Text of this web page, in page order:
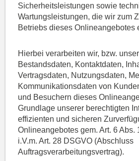
Sicherheitsleistungen sowie
Wartungsleistungen, die wir zum
Betriebs dieses Onlineangebotes
Hierbei verarbeiten wir, bzw.
Bestandsdaten, Kontaktdaten,
Vertragsdaten, Nutzungsdaten,
Kommunikationsdaten von
und Besuchern dieses
Grundlage unserer berechtigten
effizienten und sicheren
Onlineangebotes gem. Art. 6 Abs.
i.V.m. Art. 28 DSGVO (Abschluss
Auftragsverarbeitungsvertrag).